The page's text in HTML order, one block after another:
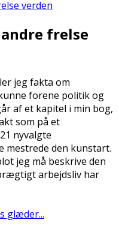
frelse
jeg fakta om
forene politik og
af et kapitel i min bog,
som på et
nyvalgte
mestrede den kunstart.
jeg må beskrive den
arbejdsliv har